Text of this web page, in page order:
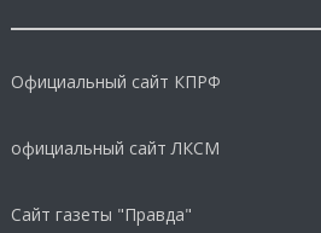
Официальный сайт КПРФ
официальный сайт ЛКСМ
Сайт газеты "Правда"